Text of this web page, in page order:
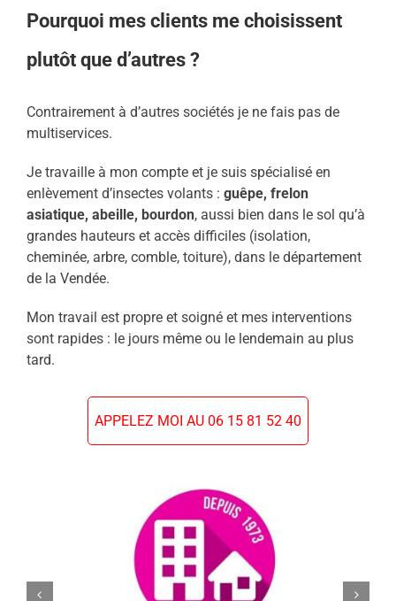
Pourquoi mes clients me choisissent
plutôt que d’autres ?
Contrairement à d’autres sociétés je ne fais pas de
multiservices.
Je travaille à mon compte et je suis spécialisé en
enlèvement d’insectes volants : guêpe, frelon
asiatique, abeille, bourdon, aussi bien dans le sol qu’à
grandes hauteurs et accès difficiles (isolation,
cheminée, arbre, comble, toiture), dans le département
de la Vendée.
Mon travail est propre et soigné et mes interventions
sont rapides : le jours même ou le lendemain au plus
tard.
APPELEZ MOI AU 06 15 81 52 40